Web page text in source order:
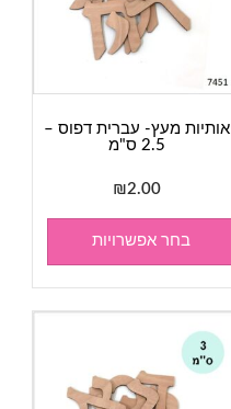
אותיות מעץ- עברית דפוס –
2.5 ס"מ
₪2.00
בחר אפשרויות